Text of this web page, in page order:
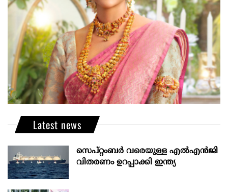
Latest news
സെപ്റ്റംബർ വരെയുള്ള എൽഎൻജി
വിതരണം ഉറപ്പാക്കി ഇന്ത്യ